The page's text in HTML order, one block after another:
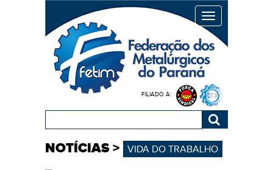
MENU
FILIADO À:
NOTÍCIAS> VIDA DO TRABALHO